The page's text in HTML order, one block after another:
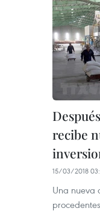
recibe
15/03/2018
Una nueva